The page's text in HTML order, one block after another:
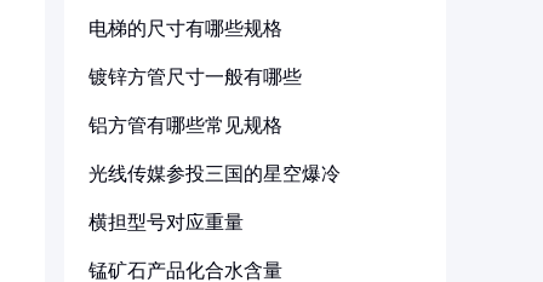
电梯的尺寸有哪些规格
镀锌方管尺寸一般有哪些
铝方管有哪些常见规格
光线传媒参投三国的星空爆冷
横担型号对应重量
锰矿石产品化合水含量